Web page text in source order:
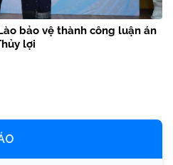
bảo vệ thành công luận án
lợi